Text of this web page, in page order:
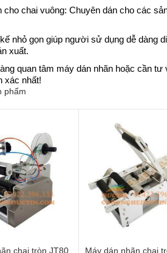
cho chai vuông: Chuyên dán cho các
nhỏ gọn giúp người sử dụng dễ dàng
xuất.
quan tâm máy dán nhãn hoặc cần tư
xác nhất!
phẩm
chai tròn JT80
Máy dán nhãn chai